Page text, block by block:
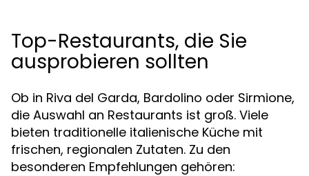
Top-Restaurants, die Sie
ausprobieren sollten
Ob in Riva del Garda, Bardolino oder Sirmione,
die Auswahl an Restaurants ist groß. Viele
bieten traditionelle italienische Küche mit
frischen, regionalen Zutaten. Zu den
besonderen Empfehlungen gehören: